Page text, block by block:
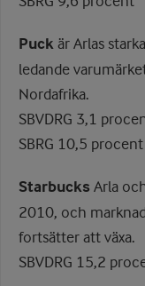
Puck är Arlas
ledande
Nordafrika.
SBVDRG 3,1
SBRG 10,5 procent
Starbucks Arla
2010, och
fortsätter att växa.
SBVDRG 15,2